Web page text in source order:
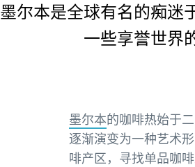
墨尔本是全球有名的痴迷
一些享誉世界
墨尔本的咖啡热始于
逐渐演变为一种艺术
啡产区，寻找单品咖